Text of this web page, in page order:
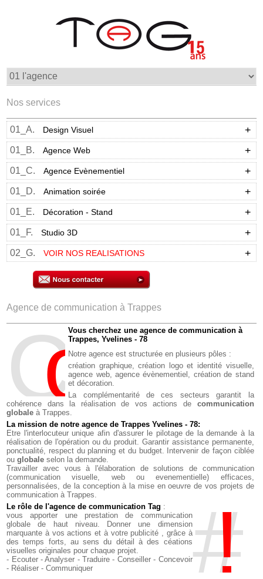
Nos services
01_A. Design Visuel
01_B. Agence Web
01_C. Agence Evènementiel
01_D. Animation soirée
01_E. Décoration - Stand
01_F. Studio 3D
02_G. VOIR NOS REALISATIONS
Agence de communication à Trappes
CoM
Vous cherchez une agence de communication à
Trappes, Yvelines - 78
Notre agence est structurée en plusieurs pôles :
création graphique, création logo et identité visuelle,
agence web, agence évènementiel, création de stand
et décoration.
La complémentarité de ces secteurs garantit la
cohérence dans la réalisation de vos actions de communication
globale à Trappes.
La mission de notre agence de Trappes Yvelines - 78:
Etre l'interlocuteur unique afin d'assurer le pilotage de la demande à la
réalisation de l'opération ou du produit. Garantir assistance permanente,
ponctualité, respect du planning et du budget. Intervenir de façon ciblée
ouglobale selon la demande.
Travailler avec vous à l'élaboration de solutions de communication
(communication visuelle, web ou evenementielle) efficaces,
personnalisées, de la conception à la mise en oeuvre de vos projets de
communication à Trappes.
#
Le rôle de l'agence de communication Tag :
vous apporter une prestation de communication
globale de haut niveau. Donner une dimension
marquante à vos actions et à votre publicité , grâce à
des temps forts, au sens du détail à des céations
visuelles originales pour chaque projet.
- Ecouter - Analyser - Traduire - Conseiller - Concevoir
- Réaliser - Communiquer